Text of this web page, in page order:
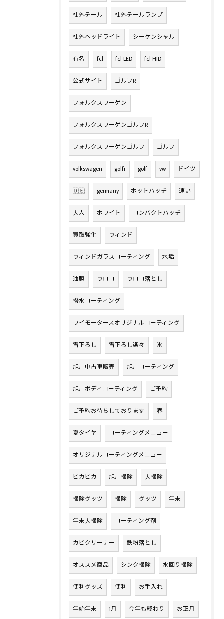
社外テール 社外テールランプ
社外ヘッドライト シーケンシャル
有名 fcl fcl LED fcl HID
公式サイト ゴルフR
フォルクスワーゲン
フォルクスワーゲンゴルフR
フォルクスワーゲンゴルフ ゴルフ
volkswagen golfr golf vw ドイツ
🇩🇪 germany ホットハッチ 速い
大人 ホワイト コンパクトハッチ
買取強化 ウィンド
ウィンドガラスコーティング 水垢
油膜 ウロコ ウロコ落とし
撥水コーティング
ワイモータースオリジナルコーティング
雪下ろし 雪下ろし楽々 氷
旭川中古車販売 旭川コーティング
旭川ボディコーティング ご予約
ご予約お待ちしております 春
夏タイヤ コーティングメニュー
オリジナルコーティングメニュー
ピカピカ 旭川掃除 大掃除
掃除グッツ 掃除 グッツ 年末
年末大掃除 コーティング剤
カビクリーナー 鉄粉落とし
オススメ商品 シンク掃除 水回り掃除
便利グッズ 便利 お手入れ
年始年末 1月 今年も終わり お正月